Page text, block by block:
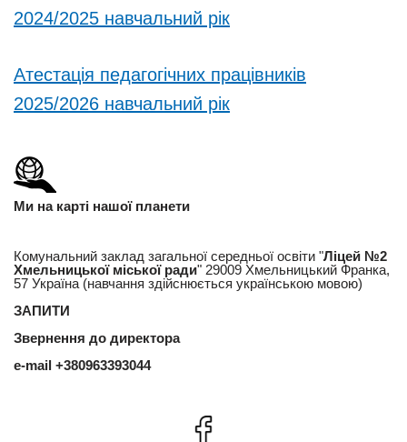
2024/2025 навчальний рік
Атестація педагогічних працівників
2025/2026 навчальний рік
Ми на карті нашої планети
Комунальний заклад загальної середньої освіти "Ліцей №2
Хмельницької міської ради" 29009 Хмельницький Франка,
57 Україна (навчання здійснюється українською мовою)
ЗАПИТИ
Звернення до директора
e-mail +380963393044